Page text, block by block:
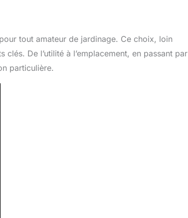
tout amateur de jardinage. Ce choix, loin
De l’utilité à l’emplacement, en passant par
particulière.